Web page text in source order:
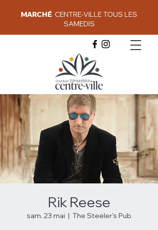
MARCHÉ CENTRE-VILLE TOUS LES
SAMEDIS
Rik Reese
sam. 23 mai
  |
The Steeler's Pub